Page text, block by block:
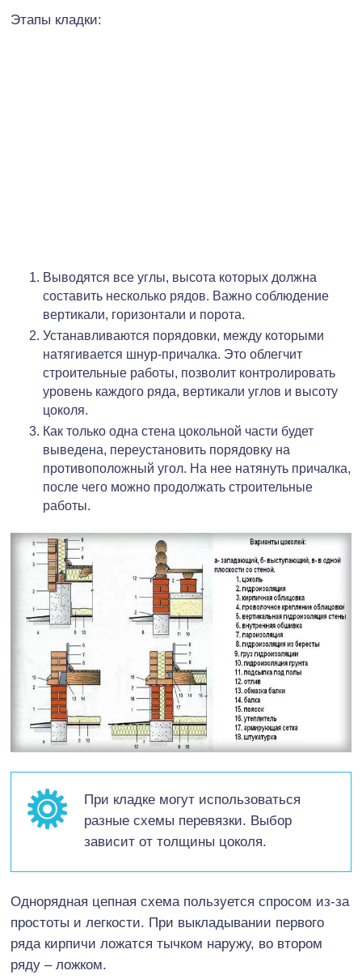
Этапы кладки:
Выводятся все углы, высота которых должна
составить несколько рядов. Важно соблюдение
вертикали, горизонтали и порота.
Устанавливаются порядовки, между которыми
натягивается шнур-причалка. Это облегчит
строительные работы, позволит контролировать
уровень каждого ряда, вертикали углов и высоту
цоколя.
Как только одна стена цокольной части будет
выведена, переустановить порядовку на
противоположный угол. На нее натянуть причалка,
после чего можно продолжать строительные
работы.
При кладке могут использоваться
разные схемы перевязки. Выбор
зависит от толщины цоколя.
Однорядная цепная схема пользуется спросом из-за
простоты и легкости. При выкладывании первого
ряда кирпичи ложатся тычком наружу, во втором
ряду – ложком.